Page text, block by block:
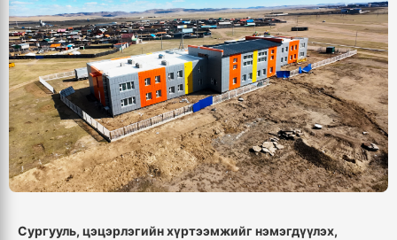
Сургууль, цэцэрлэгийн хүртээмжийг нэмэгдүүлэх,